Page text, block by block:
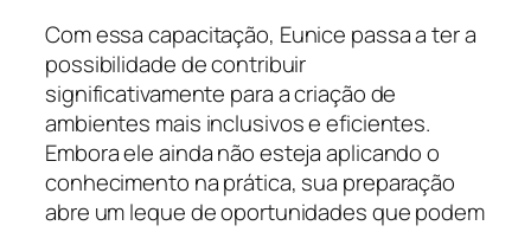
Com essa capacitação, Eunice passa a ter a
possibilidade de contribuir
significativamente para a criação de
ambientes mais inclusivos e eficientes.
Embora ele ainda não esteja aplicando o
conhecimento na prática, sua preparação
abre um leque de oportunidades que podem